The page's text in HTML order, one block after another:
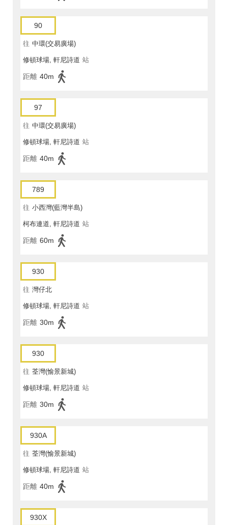
90
往 中環(交易廣場)
修頓球場, 軒尼詩道 站
距離 40m
97
往 中環(交易廣場)
修頓球場, 軒尼詩道 站
距離 40m
789
往 小西灣(藍灣半島)
柯布連道, 軒尼詩道 站
距離 60m
930
往 灣仔北
修頓球場, 軒尼詩道 站
距離 30m
930
往 荃灣(愉景新城)
修頓球場, 軒尼詩道 站
距離 30m
930A
往 荃灣(愉景新城)
修頓球場, 軒尼詩道 站
距離 40m
930X